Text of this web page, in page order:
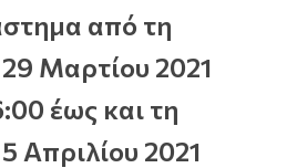
από τη
Μαρτίου 2021
έως και τη
Απριλίου 2021